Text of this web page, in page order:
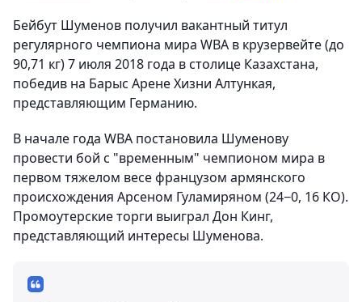
Бейбут Шуменов получил вакантный титул
регулярного чемпиона мира WBA в крузервейте (до
90,71 кг) 7 июля 2018 года в столице Казахстана,
победив на Барыс Арене Хизни Алтункая,
представляющим Германию.
В начале года WBA постановила Шуменову
провести бой с "временным" чемпионом мира в
первом тяжелом весе французом армянского
происхождения Арсеном Гуламиряном (24−0, 16 КО).
Промоутерские торги выиграл Дон Кинг,
представляющий интересы Шуменова.